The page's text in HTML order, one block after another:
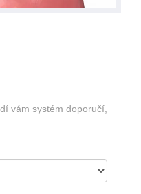
vám systém doporučí,